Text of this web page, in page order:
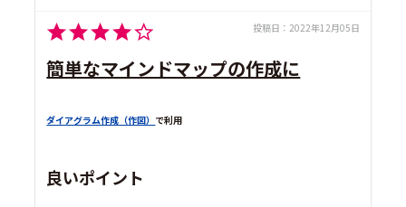
投稿日： 2022年12月05日
簡単なマインドマップの作成に
ダイアグラム作成（作図） で利用
良いポイント